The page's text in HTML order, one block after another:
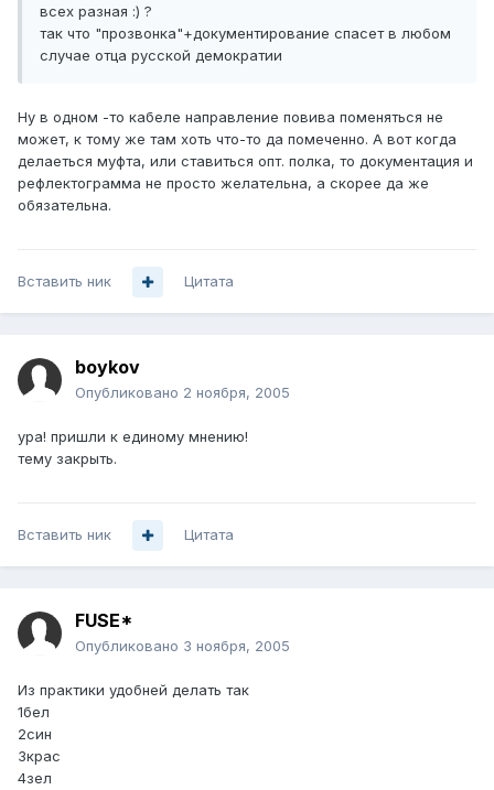
всех разная :) ?
так что "прозвонка"+документирование спасет в любом
случае отца русской демократии
Ну в одном -то кабеле направление повива поменяться не
может, к тому же там хоть что-то да помеченно. А вот когда
делаеться муфта, или ставиться опт. полка, то документация и
рефлектограмма не просто желательна, а скорее да же
обязательна.
Вставить ник Цитата
boykov
Опубликовано 2 ноября, 2005
ура! пришли к единому мнению!
тему закрыть.
Вставить ник Цитата
FUSE*
Опубликовано 3 ноября, 2005
Из практики удобней делать так
1бел
2син
3крас
4зел